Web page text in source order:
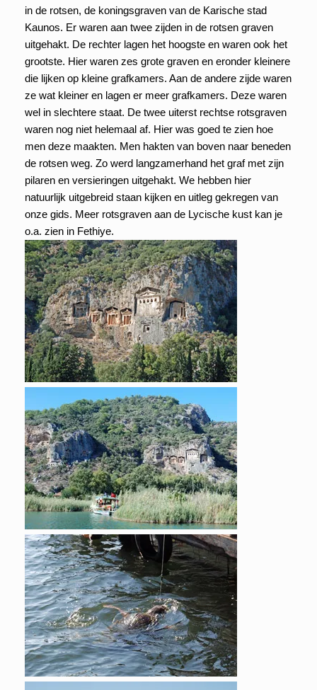
in de rotsen, de koningsgraven van de Karische stad
Kaunos. Er waren aan twee zijden in de rotsen graven
uitgehakt. De rechter lagen het hoogste en waren ook het
grootste. Hier waren zes grote graven en eronder kleinere
die lijken op kleine grafkamers. Aan de andere zijde waren
ze wat kleiner en lagen er meer grafkamers. Deze waren
wel in slechtere staat. De twee uiterst rechtse rotsgraven
waren nog niet helemaal af. Hier was goed te zien hoe
men deze maakten. Men hakten van boven naar beneden
de rotsen weg. Zo werd langzamerhand het graf met zijn
pilaren en versieringen uitgehakt. We hebben hier
natuurlijk uitgebreid staan kijken en uitleg gekregen van
onze gids. Meer rotsgraven aan de Lycische kust kan je
o.a. zien in Fethiye.